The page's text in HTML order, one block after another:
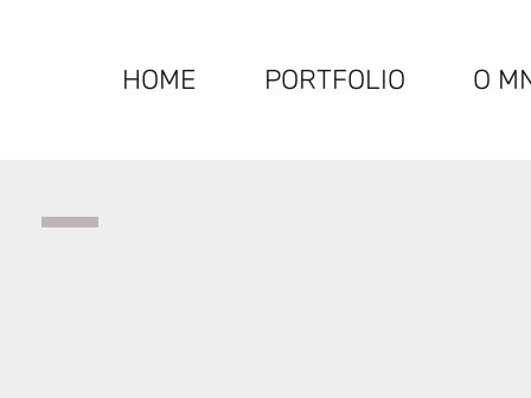
HOME PORTFOLIO O